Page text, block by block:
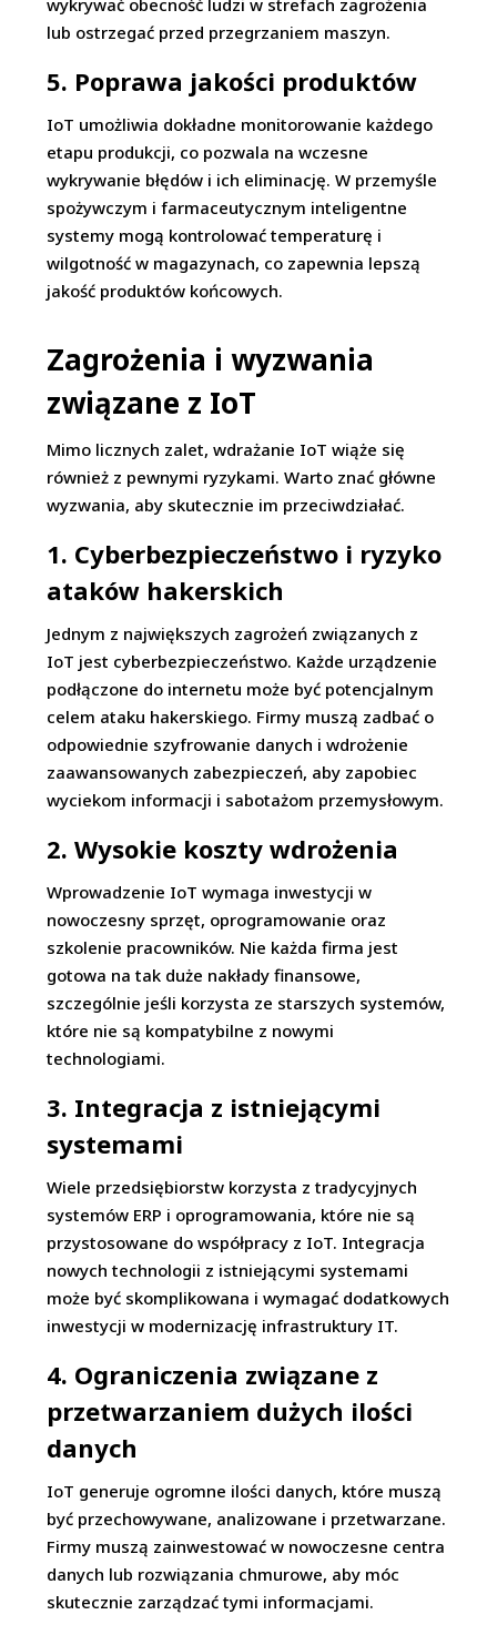
wykrywać obecność ludzi w strefach zagrożenia
lub ostrzegać przed przegrzaniem maszyn.
5. Poprawa jakości produktów
IoT umożliwia dokładne monitorowanie każdego
etapu produkcji, co pozwala na wczesne
wykrywanie błędów i ich eliminację. W przemyśle
spożywczym i farmaceutycznym inteligentne
systemy mogą kontrolować temperaturę i
wilgotność w magazynach, co zapewnia lepszą
jakość produktów końcowych.
Zagrożenia i wyzwania
związane z IoT
Mimo licznych zalet, wdrażanie IoT wiąże się
również z pewnymi ryzykami. Warto znać główne
wyzwania, aby skutecznie im przeciwdziałać.
1. Cyberbezpieczeństwo i ryzyko
ataków hakerskich
Jednym z największych zagrożeń związanych z
IoT jest cyberbezpieczeństwo. Każde urządzenie
podłączone do internetu może być potencjalnym
celem ataku hakerskiego. Firmy muszą zadbać o
odpowiednie szyfrowanie danych i wdrożenie
zaawansowanych zabezpieczeń, aby zapobiec
wyciekom informacji i sabotażom przemysłowym.
2. Wysokie koszty wdrożenia
Wprowadzenie IoT wymaga inwestycji w
nowoczesny sprzęt, oprogramowanie oraz
szkolenie pracowników. Nie każda firma jest
gotowa na tak duże nakłady finansowe,
szczególnie jeśli korzysta ze starszych systemów,
które nie są kompatybilne z nowymi
technologiami.
3. Integracja z istniejącymi
systemami
Wiele przedsiębiorstw korzysta z tradycyjnych
systemów ERP i oprogramowania, które nie są
przystosowane do współpracy z IoT. Integracja
nowych technologii z istniejącymi systemami
może być skomplikowana i wymagać dodatkowych
inwestycji w modernizację infrastruktury IT.
4. Ograniczenia związane z
przetwarzaniem dużych ilości
danych
IoT generuje ogromne ilości danych, które muszą
być przechowywane, analizowane i przetwarzane.
Firmy muszą zainwestować w nowoczesne centra
danych lub rozwiązania chmurowe, aby móc
skutecznie zarządzać tymi informacjami.